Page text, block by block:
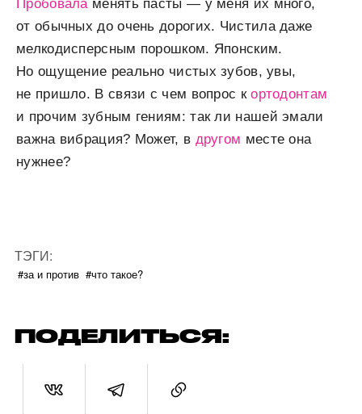
Пробоваламенять пас­ты — у меня их много,
от обы­чных до очень дорогих. Чистила даже
мелкодисперсным порошком. Японским.
Но ощущение реально чистых зубов, увы,
не пришло. В связи с чем вопрос кортодонтам
и прочим зубным гениям: так ли нашей эмали
важна вибрация? Может, в другом месте она
нужнее?
ТЭГИ:
#за и против #что такое?
ПОДЕЛИТЬСЯ: